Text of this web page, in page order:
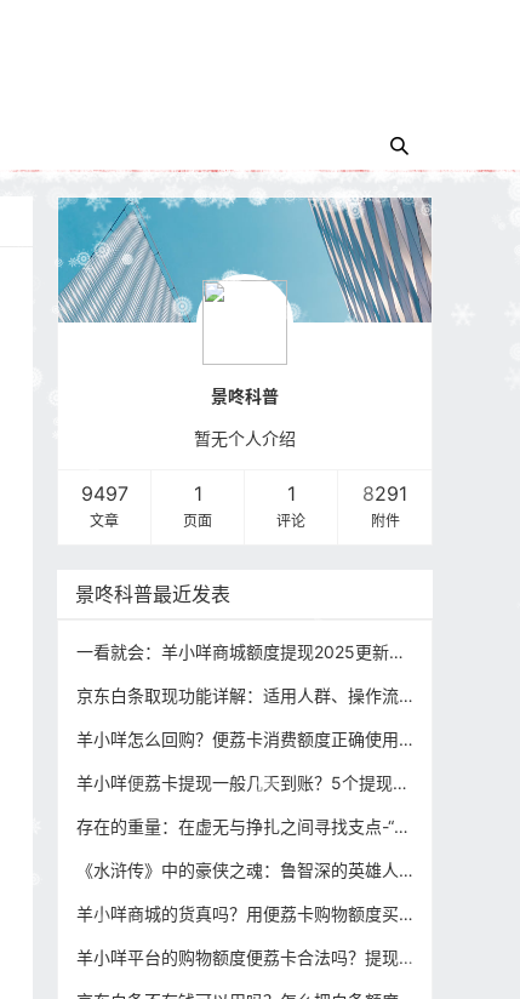
景咚科普
暂无个人介绍
9497
文章
1
页面
1
评论
8291
附件
景咚科普最近发表
一看就会：羊小咩商城额度提现2025更新的3个方法，看到就是赚到！
京东白条取现功能详解：适用人群、操作流程与合规建议
羊小咩怎么回购？便荔卡消费额度正确使用方法，（合规方法分享）
羊小咩便荔卡提现一般几天到账？5个提现方法，总有一个适合你！
存在的重量：在虚无与挣扎之间寻找支点-“没有结婚，没有朋友，没有工作，究竟是为了什么活到现在？”
《水浒传》中的豪侠之魂：鲁智深的英雄人生与精神追求
羊小咩商城的货真吗？用便荔卡购物额度买东西变现，商品是否有问题（攻略分享）
羊小咩平台的购物额度便荔卡合法吗？提现利息是多少？